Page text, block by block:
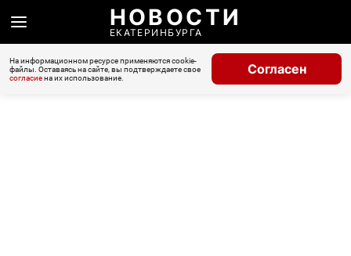
НОВОСТИ
ЕКАТЕРИНБУРГА
На информационном ресурсе применяются cookie-
файлы. Оставаясь на сайте, вы подтверждаете свое
согласиена их использование.
Согласен